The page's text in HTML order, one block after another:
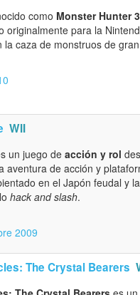
como Monster Hunter 3
originalmente para la
la caza de monstruos de
WII
un juego de acción y rol
aventura de acción y
en el Japón feudal y
hack and slash.
2009
The Crystal Bearers